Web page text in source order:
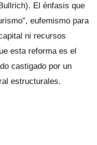
El énfasis que
eufemismo para
ni recursos
esta reforma es el
castigado por un
estructurales.